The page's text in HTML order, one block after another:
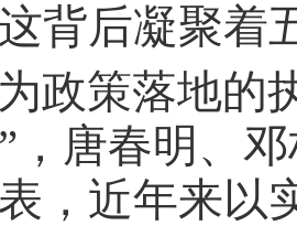
背后凝聚着
政策落地的
，唐春明、
，近年来以